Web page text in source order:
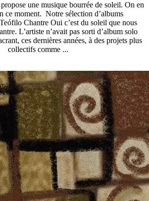
une musique bourrée de soleil. On en
ce moment. Notre sélection d’albums
Chantre Oui c’est du soleil que nous
L’artiste n’avait pas sorti d’album solo
ces dernières années, à des projets plus
collectifs comme ...